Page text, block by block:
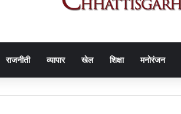
राजनीती व्यापार खेल शिक्षा मनोरंजन